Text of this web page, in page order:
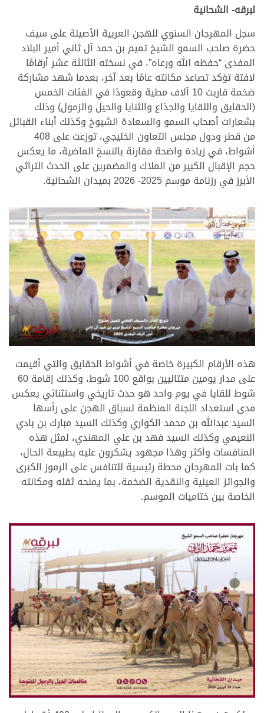
لبرقه- الشحانية
سجل المهرجان السنوي للهجن العربية الأصيلة على سيف
حضرة صاحب السمو الشيخ تميم بن حمد آل ثاني أمير البلاد
المفدى “حفظه الله ورعاه”، في نسخته الثالثة عشر أرقامًا
لافتة تؤكد تصاعد مكانته عامًا بعد آخر، بعدما شهد مشاركة
ضخمة قاربت 10 آلاف مطية وقعودًا في الفئات الخمس
(الحقايق واللقايا والجذاع والثنايا والحيل والزمول) وذلك
بشعارات أصحاب السمو والسعادة الشيوخ وكذلك أبناء القبائل
من قطر ودول مجلس التعاون الخليجي، توزعت على 408
أشواط، في زيادة واضحة مقارنة بالنسخ الماضية، ما يعكس
حجم الإقبال الكبير من الملاك والمضمرين على الحدث التراثي
الأبرز في رزنامة موسم 2025- 2026 بميدان الشحانية.
.
هذه الأرقام الكبيرة خاصة في أشواط الحقايق والتي أقيمت
على مدار يومين متتاليين بواقع 100 شوط، وكذلك إقامة 60
شوط للقايا في يوم واحد هو حدث تاريخي واستثنائي يعكس
مدى استعداد اللجنة المنظمة لسباق الهجن على رأسها
السيد عبدالله بن محمد الكواري وكذلك السيد مبارك بن بادي
النعيمي وكذلك السيد فهد بن علي المهندي، لمثل هذه
المنافسات وأكثر وهذا مجهود يشكرون عليه بطبيعة الحال،
كما بات المهرجان محطة رئيسية للتنافس على الرموز الكبرى
والجوائز العينية والنقدية الضخمة، بما يمنحه ثقله ومكانته
الخاصة بين ختاميات الموسم.
.